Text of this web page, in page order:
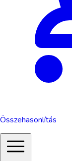
Összehasonlítás